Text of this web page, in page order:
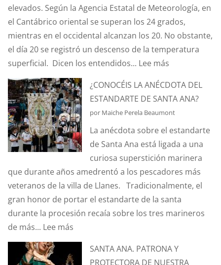
elevados. Según la Agencia Estatal de Meteorología, en
el Cantábrico oriental se superan los 24 grados,
mientras en el occidental alcanzan los 20. No obstante,
el día 20 se registró un descenso de la temperatura
superficial. Dicen los entendidos... Lee más:
QUÉ
ES
EL
EFECTO
“CORIOLIS”?
¿CONOCÉIS LA ANÉCDOTA DEL
ESTANDARTE DE SANTA ANA?
por Maiche Perela Beaumont
La anécdota sobre el estandarte
de Santa Ana está ligada a una
curiosa superstición marinera
que durante años amedrentó a los pescadores más
veteranos de la villa de Llanes. Tradicionalmente, el
gran honor de portar el estandarte de la santa
durante la procesión recaía sobre los tres marineros
de más... Lee más:
¿CONOCÉIS
SANTA ANA. PATRONA Y
PROTECTORA DE NUESTRA